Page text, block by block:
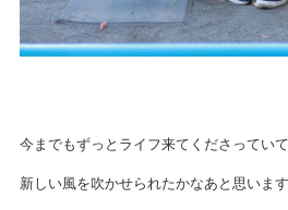
今までもずっとライフ来てくださっていて
新しい風を吹かせられたかなあと思いま